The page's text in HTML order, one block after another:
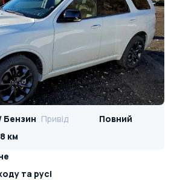
Бензин Привід
Повний
км
та русі